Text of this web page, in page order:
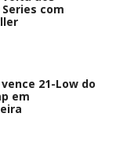
com
21-Low do
em